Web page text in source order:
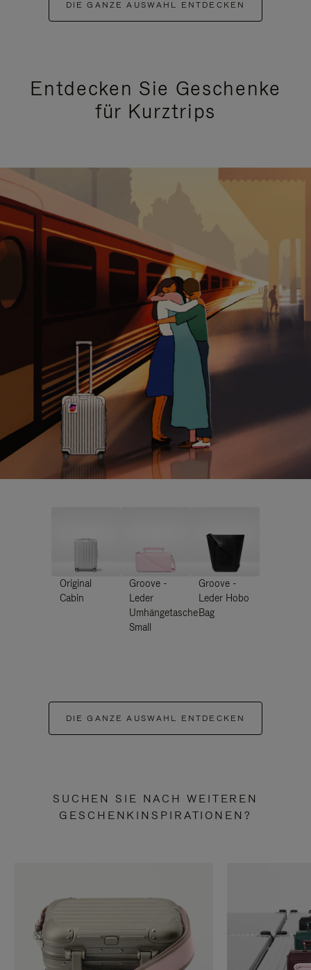
DIE GANZE AUSWAHL ENTDECKEN
Entdecken Sie Geschenke
für Kurztrips
Original
Cabin
Groove -
Leder
Umhängetasche
Small
Groove -
Leder Hobo
Bag
DIE GANZE AUSWAHL ENTDECKEN
SUCHEN SIE NACH WEITEREN
GESCHENKINSPIRATIONEN?